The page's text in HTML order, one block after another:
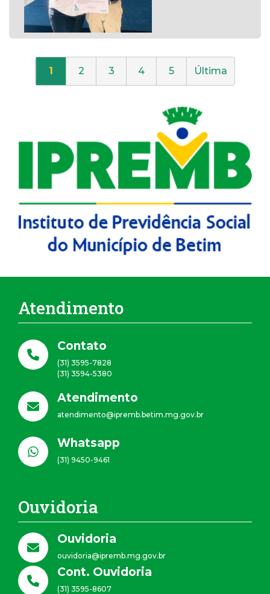
1 2 3 4 5 Última
Atendimento
Contato
(31) 3595-7828
(31) 3594-5380
Atendimento
atendimento@ipremb.betim.mg.gov.br
Whatsapp
(31) 9450-9461
Ouvidoria
Ouvidoria
ouvidoria@ipremb.mg.gov.br
Cont. Ouvidoria
(31) 3595-8607